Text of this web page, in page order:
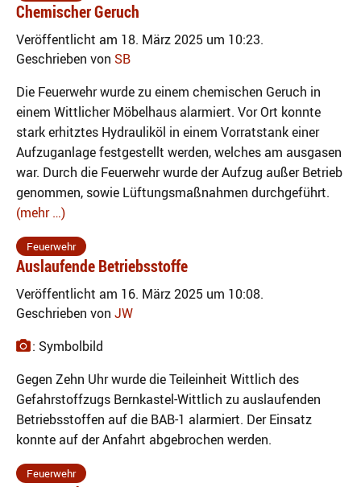
Chemischer Geruch
Veröffentlicht am 18. März 2025 um 10:23.
Geschrieben von SB
Die Feuerwehr wurde zu einem chemischen Geruch in
einem Wittlicher Möbelhaus alarmiert. Vor Ort konnte
stark erhitztes Hydrauliköl in einem Vorratstank einer
Aufzuganlage festgestellt werden, welches am ausgasen
war. Durch die Feuerwehr wurde der Aufzug außer Betrieb
genommen, sowie Lüftungsmaßnahmen durchgeführt.
(mehr …)
Feuerwehr
Auslaufende Betriebsstoffe
Veröffentlicht am 16. März 2025 um 10:08.
Geschrieben von JW
: Symbolbild
Gegen Zehn Uhr wurde die Teileinheit Wittlich des
Gefahrstoffzugs Bernkastel-Wittlich zu auslaufenden
Betriebsstoffen auf die BAB-1 alarmiert. Der Einsatz
konnte auf der Anfahrt abgebrochen werden.
Feuerwehr